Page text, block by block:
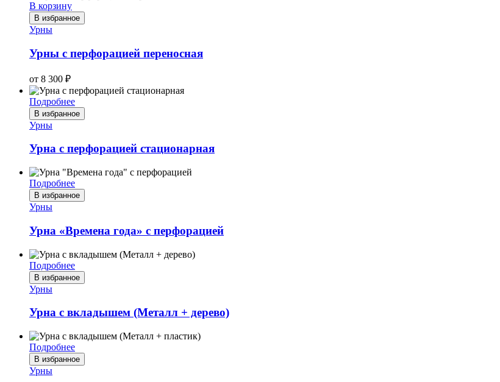
В корзину
В избранное
Урны
Урны с перфорацией переносная
от 8 300 ₽
Подробнее
В избранное
Урны
Урна с перфорацией стационарная
Подробнее
В избранное
Урны
Урна «Времена года» с перфорацией
Подробнее
В избранное
Урны
Урна с вкладышем (Металл + дерево)
Подробнее
В избранное
Урны